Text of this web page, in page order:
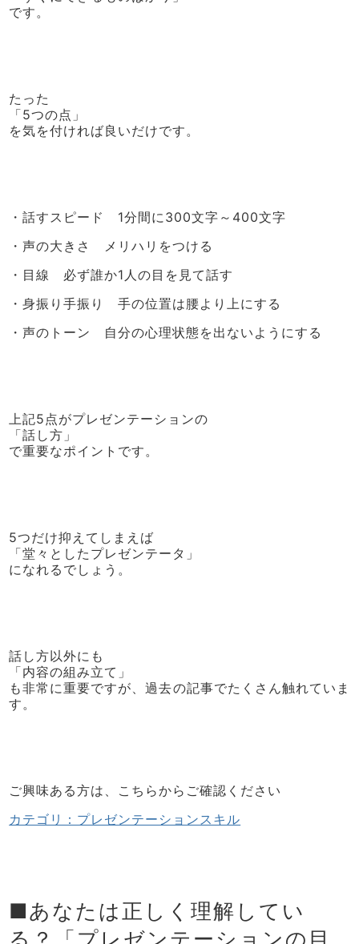
です。
たった
「5つの点」
を気を付ければ良いだけです。
・話すスピード 1分間に300文字～400文字
・声の大きさ メリハリをつける
・目線 必ず誰か1人の目を見て話す
・身振り手振り 手の位置は腰より上にする
・声のトーン 自分の心理状態を出ないようにする
上記5点がプレゼンテーションの
「話し方」
で重要なポイントです。
5つだけ抑えてしまえば
「堂々としたプレゼンテータ」
になれるでしょう。
話し方以外にも
「内容の組み立て」
も非常に重要ですが、過去の記事でたくさん触れていま
す。
ご興味ある方は、こちらからご確認ください
カテゴリ：プレゼンテーションスキル
■あなたは正しく理解してい
る？「プレゼンテーションの目